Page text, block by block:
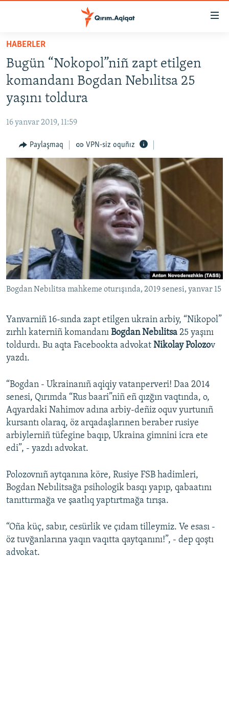
Esas
qaytmaq
Baş
navigatsiyağa
qaytmaq
Qıdıruvğa
qaytmaq
SİYASET
İQTİSADİYAT
MEDENİYET
İNSAN AQLARI
VİDEO
SÜRET
BLOGLAR
FİKİR
Русский
Українською
QOŞULIÑIZ!
RFE/RS bütün saytları
HABERLER
Bugün “Nokopol”niñ zapt etilgen
komandanı Bogdan Nebılitsa 25
yaşını toldura
16 yanvar 2019, 11:59
Paylaşmaq VPN-siz oquñız
Bogdan Nebılitsa mahkeme oturışında, 2019 senesi, yanvar 15
Yanvarniñ 16-sında zapt etilgen ukrain arbiy, “Nikopol”
zırhlı katerniñ komandanı Bogdan Nebılitsa 25 yaşını
toldurdı. Bu aqta Facebookta advokat Nikolay Polozov
yazdı.
“Bogdan - Ukrainanıñ aqiqiy vatanperveri! Daa 2014
senesi, Qırımda “Rus baari”niñ eñ qızğın vaqtında, o,
Aqyardaki Nahimov adına arbiy-deñiz oquv yurtunıñ
kursantı olaraq, öz arqadaşlarınen beraber rusiye
arbiylerniñ tüfegine baqıp, Ukraina gimnini icra ete
edi”, - yazdı advokat.
Polozovnıñ aytqanına köre, Rusiye FSB hadimleri,
Bogdan Nebılitsağa psihologik basqı yapıp, qabaatını
tanıttırmağa ve şaatlıq yaptırtmağa tırışa.
“Oña küç, sabır, cesürlik ve çıdam tilleymiz. Ve esası -
öz tuvğanlarına yaqın vaqıtta qaytqanını!”, - dep qoştı
advokat.